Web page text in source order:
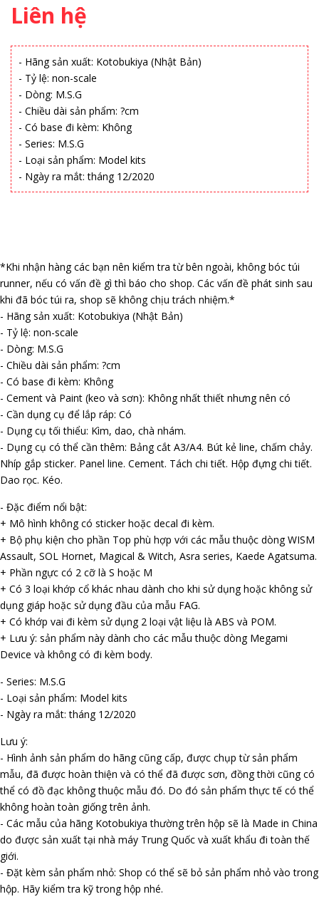
Liên hệ
- Hãng sản xuất: Kotobukiya (Nhật Bản)
- Tỷ lệ: non-scale
- Dòng: M.S.G
- Chiều dài sản phẩm: ?cm
- Có base đi kèm: Không
- Series: M.S.G
- Loại sản phẩm: Model kits
- Ngày ra mắt: tháng 12/2020
*Khi nhận hàng các bạn nên kiểm tra từ bên ngoài, không bóc túi
runner, nếu có vấn đề gì thì báo cho shop. Các vấn đề phát sinh sau
khi đã bóc túi ra, shop sẽ không chịu trách nhiệm.*
- Hãng sản xuất: Kotobukiya (Nhật Bản)
- Tỷ lệ: non-scale
- Dòng: M.S.G
- Chiều dài sản phẩm: ?cm
- Có base đi kèm: Không
- Cement và Paint (keo và sơn): Không nhất thiết nhưng nên có
- Cần dụng cụ để lắp ráp: Có
- Dụng cụ tối thiểu: Kìm, dao, chà nhám.
- Dụng cụ có thể cần thêm: Bảng cắt A3/A4. Bút kẻ line, chấm chảy.
Nhíp gắp sticker. Panel line. Cement. Tách chi tiết. Hộp đựng chi tiết.
Dao rọc. Kéo.
- Đặc điểm nổi bật:
+ Mô hình không có sticker hoặc decal đi kèm.
+ Bộ phụ kiện cho phần Top phù hợp với các mẫu thuộc dòng WISM
Assault, SOL Hornet, Magical & Witch, Asra series, Kaede Agatsuma.
+ Phần ngực có 2 cỡ là S hoặc M
+ Có 3 loại khớp cổ khác nhau dành cho khi sử dụng hoặc không sử
dụng giáp hoặc sử dụng đầu của mẫu FAG.
+ Có khớp vai đi kèm sử dụng 2 loại vật liệu là ABS và POM.
+ Lưu ý: sản phẩm này dành cho các mẫu thuộc dòng Megami
Device và không có đi kèm body.
- Series: M.S.G
- Loại sản phẩm: Model kits
- Ngày ra mắt: tháng 12/2020
Lưu ý:
- Hình ảnh sản phẩm do hãng cũng cấp, được chụp từ sản phẩm
mẫu, đã được hoàn thiện và có thể đã được sơn, đồng thời cũng có
thể có đồ đạc không thuộc mẫu đó. Do đó sản phẩm thực tế có thể
không hoàn toàn giống trên ảnh.
- Các mẫu của hãng Kotobukiya thường trên hộp sẽ là Made in China
do được sản xuất tại nhà máy Trung Quốc và xuất khẩu đi toàn thế
giới.
- Đặt kèm sản phẩm nhỏ: Shop có thể sẽ bỏ sản phẩm nhỏ vào trong
hộp. Hãy kiểm tra kỹ trong hộp nhé.